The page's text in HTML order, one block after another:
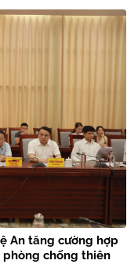
An tăng cường hợp
phòng chống thiên